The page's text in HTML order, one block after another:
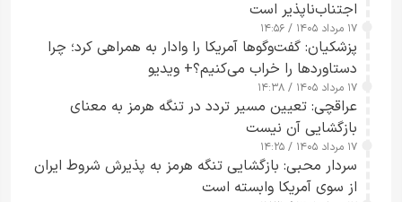
اجتناب‌ناپذیر است
۱۷ مرداد ۱۴۰۵ / ۱۴:۵۶
پزشکیان: گفت‌وگوها آمریکا را وادار به همراهی کرد؛ چرا
دستاوردها را خراب می‌کنیم؟+ ویدیو
۱۷ مرداد ۱۴۰۵ / ۱۴:۳۸
عراقچی: تعیین مسیر تردد در تنگه هرمز به معنای
بازگشایی آن نیست
۱۷ مرداد ۱۴۰۵ / ۱۴:۲۵
سردار محبی: بازگشایی تنگه هرمز به پذیرش شروط ایران
از سوی آمریکا وابسته است